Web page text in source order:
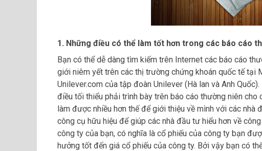
1. Những điều có thể làm tốt hơn trong các báo cáo
Bạn có thể dễ dàng tìm kiếm trên Internet các báo cáo
giới niêm yết trên các thị trường chứng khoán quốc tế tại
Unilever.com của tập đoàn Unilever (Hà lan và Anh
điều tối thiểu phải trình bày trên báo cáo thường niên cho
làm được nhiều hơn thế để giới thiệu về mình với các
công cụ hữu hiệu để giúp các nhà đầu tư hiểu hơn về
công ty của bạn, có nghĩa là cổ phiếu của công ty bạn
hưởng tốt đến giá cổ phiếu của công ty. Bởi vậy bạn có